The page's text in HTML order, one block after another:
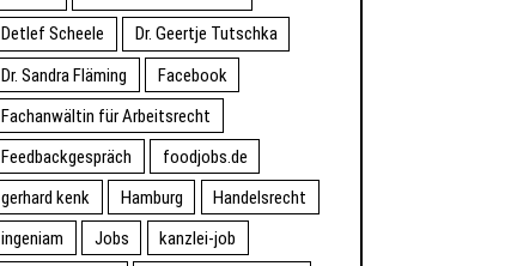
Detlef Scheele
Dr. Geertje Tutschka
Dr. Sandra Fläming
Facebook
Fachanwältin für Arbeitsrecht
Feedbackgespräch
foodjobs.de
gerhard kenk
Hamburg
Handelsrecht
ingeniam
Jobs
kanzlei-job